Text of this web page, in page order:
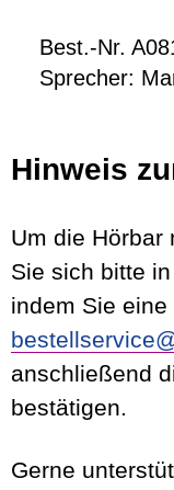
Best.-Nr.
Sprecher:
Hinweis
Um die Hörbar
Sie sich bitte
indem Sie eine
anschließend
bestätigen.
Gerne